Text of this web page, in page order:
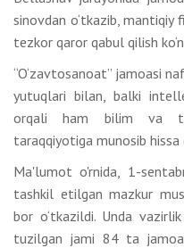
sinovdan o‘tkazib, mantiqiy
tezkor qaror qabul qilish
“O‘zavtosanoat” jamoasi
yutuqlari bilan, balki
orqali ham bilim va
taraqqiyotiga munosib hissa
Ma'lumot o'rnida, 1-
tashkil etilgan mazkur
bor o‘tkazildi. Unda
tuzilgan jami 84 ta jamoa